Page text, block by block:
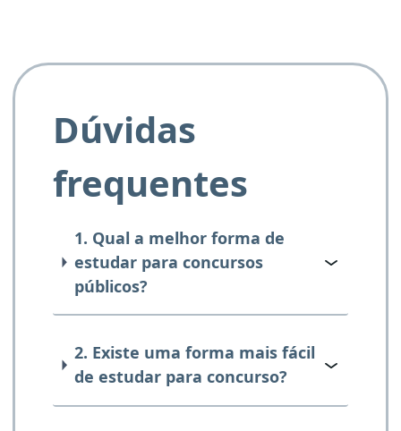
Dúvidas
frequentes
1. Qual a melhor forma de
estudar para concursos
públicos?
2. Existe uma forma mais fácil
de estudar para concurso?